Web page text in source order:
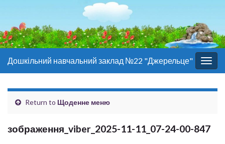
Дошкільний навчальний заклад №22 "Джерельце"
Return to Щоденне меню
зображення_viber_2025-11-11_07-24-00-847